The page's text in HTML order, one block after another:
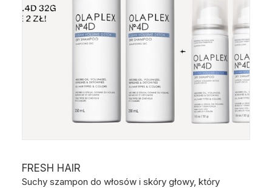
FRESH HAIR
Suchy szampon do włosów i skóry głowy, który